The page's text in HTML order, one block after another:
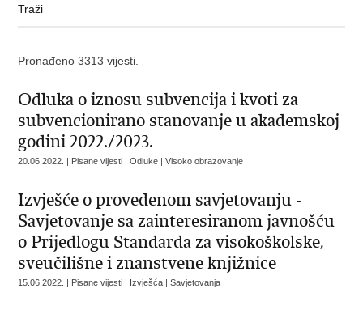
Pronađeno 3313 vijesti.
Odluka o iznosu subvencija i kvoti za
subvencionirano stanovanje u akademskoj
godini 2022./2023.
20.06.2022. | Pisane vijesti | Odluke | Visoko obrazovanje
Izvješće o provedenom savjetovanju -
Savjetovanje sa zainteresiranom javnošću
o Prijedlogu Standarda za visokoškolske,
sveučilišne i znanstvene knjižnice
15.06.2022. | Pisane vijesti | Izvješća | Savjetovanja